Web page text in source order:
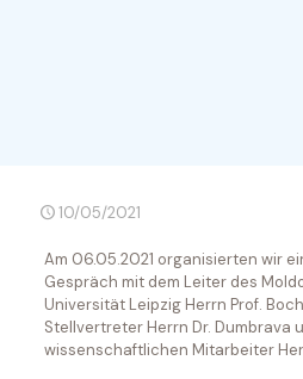
10/05/2021
Am 06.05.2021 organisierten wir
Gespräch mit dem Leiter des
Universität Leipzig Herrn Prof.
Stellvertreter Herrn Dr. Dumbrava
wissenschaftlichen Mitarbeiter